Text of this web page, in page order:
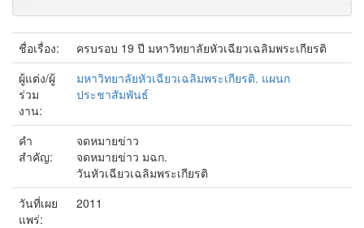
ชื่อเรื่อง:
ครบรอบ 19 ปี มหาวิทยาลัยหัวเฉียวเฉลิมพระเกียรติ
ผู้แต่ง/ผู้
ร่วม
งาน:
มหาวิทยาลัยหัวเฉียวเฉลิมพระเกียรติ. แผนก
ประชาสัมพันธ์
คำ
สำคัญ:
จดหมายข่าว
จดหมายข่าว มฉก.
วันหัวเฉียวเฉลิมพระเกียรติ
วันที่เผย
แพร่:
2011